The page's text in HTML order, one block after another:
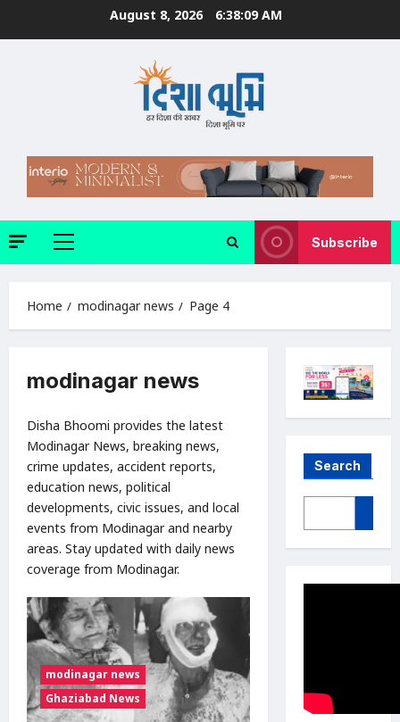
August 8, 2026 6:38:11 AM
Primary
Subscribe
Home modinagar news Page 4
modinagar news
Disha Bhoomi provides the latest
Modinagar News, breaking news,
crime updates, accident reports,
education news, political
developments, civic issues, and local
events from Modinagar and nearby
areas. Stay updated with daily news
coverage from Modinagar.
modinagar news
Ghaziabad News
Search